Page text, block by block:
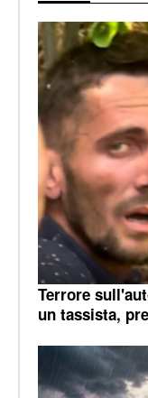
Terrore
un tassista,